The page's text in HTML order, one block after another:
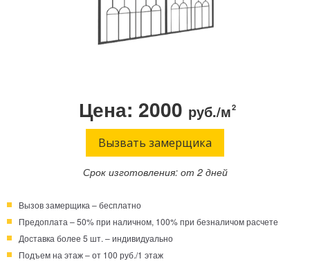
+7 (495) 003-40-74 Круглосуточно!
Цена: 2000 руб./м2
Вызвать замерщика
Срок изготовления: от 2 дней
Вызов замерщика – бесплатно
Предоплата – 50% при наличном, 100% при безналичом расчете
Доставка более 5 шт. – индивидуально
Подъем на этаж – от 100 руб./1 этаж